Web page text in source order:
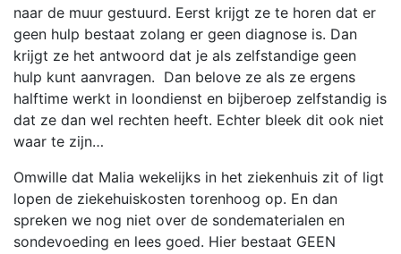
naar de muur gestuurd. Eerst krijgt ze te horen dat er
geen hulp bestaat zolang er geen diagnose is. Dan
krijgt ze het antwoord dat je als zelfstandige geen
hulp kunt aanvragen. Dan belove ze als ze ergens
halftime werkt in loondienst en bijberoep zelfstandig is
dat ze dan wel rechten heeft. Echter bleek dit ook niet
waar te zijn…
Omwille dat Malia wekelijks in het ziekenhuis zit of ligt
lopen de ziekehuiskosten torenhoog op. En dan
spreken we nog niet over de sondematerialen en
sondevoeding en lees goed. Hier bestaat GEEN